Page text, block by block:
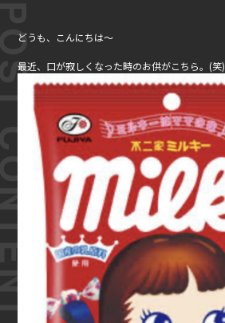
どうも、こんにちは～
最近、口が寂しくなった時のお供がこちら。(笑)